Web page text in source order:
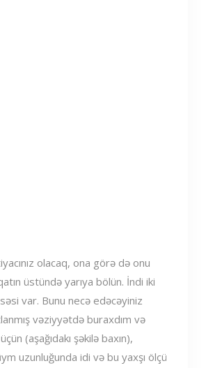
olacaq, ona görə də onu
üstündə yarıya bölün. İndi iki
var. Bunu necə edəcəyiniz
vəziyyətdə buraxdım və
(aşağıdakı şəkilə baxın),
uzunluğunda idi və bu yaxşı ölçü